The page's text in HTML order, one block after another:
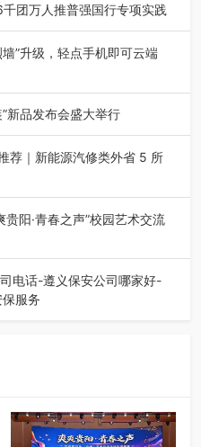
团万人推普强国行专项实践
国行”大学生暑期社会实
”升级，轻点手机即可云端
退役军人事务厅指导，贵阳
…
新品发布会盛大举行
口价·超极放心装”新品发布
荐｜新能源汽修类外省 5 所
200至300分数段考生可选择
贵阳·青春之声”校园艺术交流
爽爽贵阳·青春之声”校园管
电话-遵义保安公司哪家好-
服务